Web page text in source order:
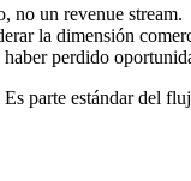
no un revenue stream.
la dimensión
perdido
parte estándar del